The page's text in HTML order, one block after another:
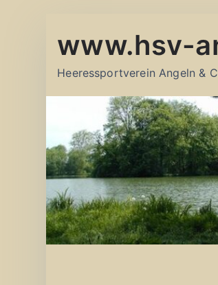
Inhalt
www.hsv-
Heeressportverein Angeln &